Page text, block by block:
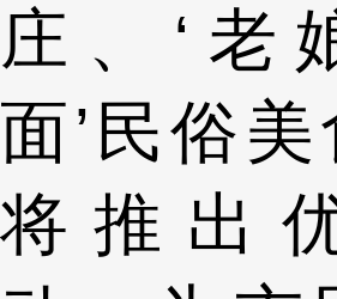
庄、‘老
面’民俗
将推出